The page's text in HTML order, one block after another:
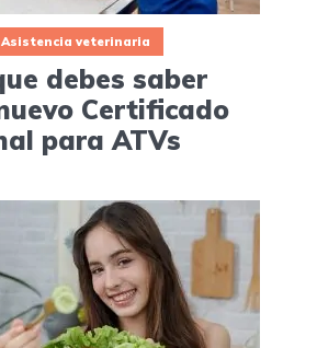
Asistencia veterinaria
debes saber
Certificado
para ATVs